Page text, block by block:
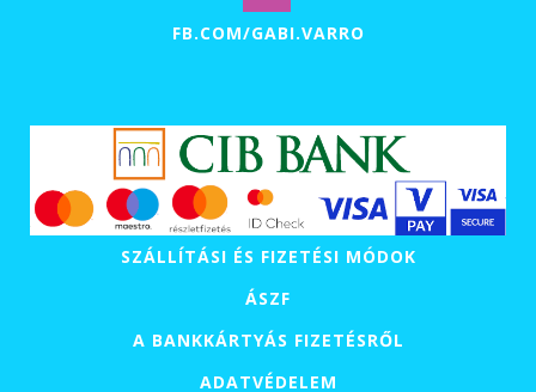
FB.COM/GABI.VARRO
SZÁLLÍTÁSI ÉS FIZETÉSI MÓDOK
ÁSZF
A BANKKÁRTYÁS FIZETÉSRŐL
ADATVÉDELEM